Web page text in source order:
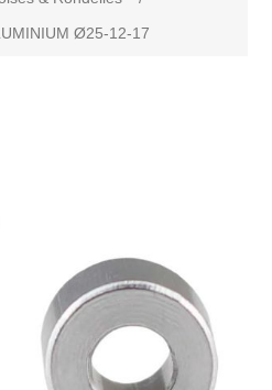
Ø25-12-17